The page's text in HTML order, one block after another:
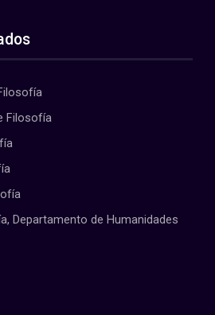
Filosofía
Departamento de Humanidades